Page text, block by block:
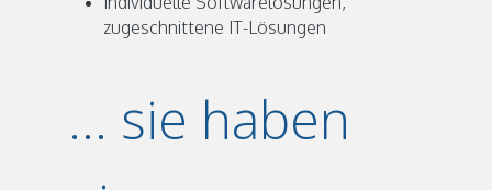
zugeschnittene IT-Lösungen
... sie haben